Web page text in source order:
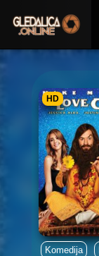
HD
Komedija